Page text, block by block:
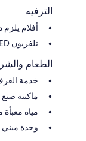
الترفيه
أفلام
تلفزيون LED ذو قنوات بث مدفوعة الاشتراك
الطعام
خدمة الغرف
ماكينة
مياه معبأة
وحدة ميني